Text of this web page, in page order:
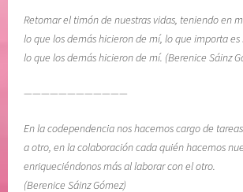
Retomar el timón de nuestras vidas, teniendo en
lo que los demás hicieron de mí, lo que importa
lo que los demás hicieron de mí. (Berenice Sáinz
————————————
En la codependencia nos hacemos cargo de
a otro, en la colaboración cada quién hacemos
enriqueciéndonos más al laborar con el otro.
(Berenice Sáinz Gómez)